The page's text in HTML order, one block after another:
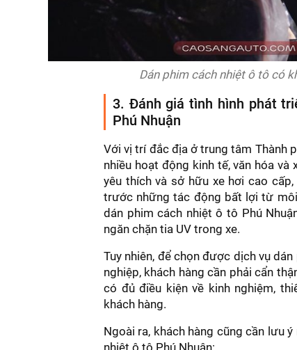
Dán phim cách nhiệt ô tô có
3. Đánh giá tình hình phát
Phú Nhuận
Với vị trí đắc địa ở trung tâm Thành
nhiều hoạt động kinh tế, văn hóa
yêu thích và sở hữu xe hơi cao
trước những tác động bất lợi từ
dán phim cách nhiệt ô tô Phú
ngăn chặn tia UV trong xe.
Tuy nhiên, để chọn được dịch vụ
nghiệp, khách hàng cần phải cẩn
có đủ điều kiện về kinh nghiệm,
khách hàng.
Ngoài ra, khách hàng cũng cần lưu
nhiệt ô tô Phú Nhuận: